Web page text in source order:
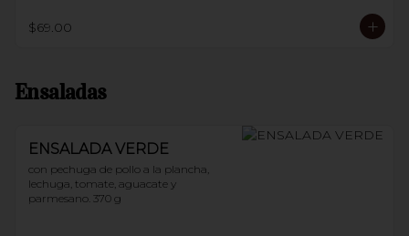
$69.00
Ensaladas
ENSALADA VERDE
con pechuga de pollo a la plancha,
lechuga, tomate, aguacate y
parmesano. 370 g